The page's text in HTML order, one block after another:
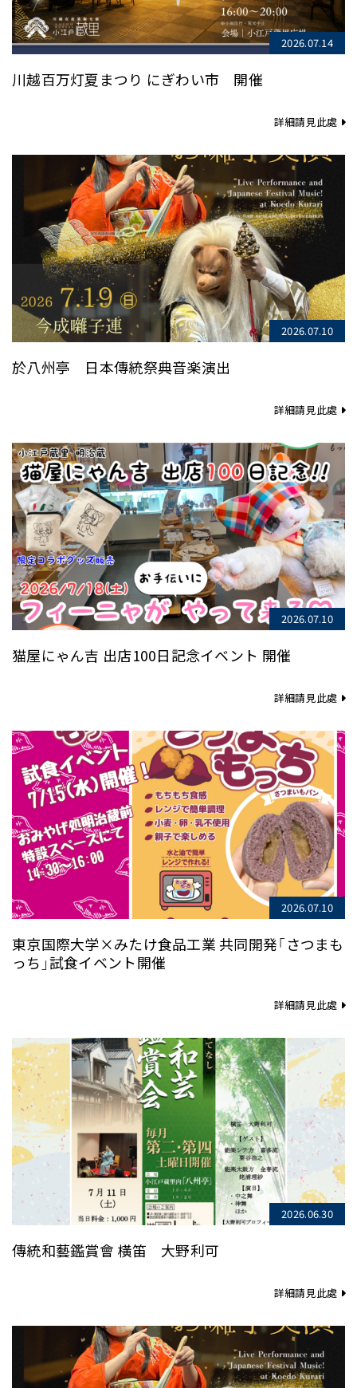
2026.07.14
川越百万灯夏まつり にぎわい市 開催
詳細請見此處
2026.07.10
於八州亭 日本傳統祭典音楽演出
詳細請見此處
2026.07.10
猫屋にゃん吉 出店100日記念イベント 開催
詳細請見此處
2026.07.10
東京国際大学×みたけ食品工業 共同開発「さつまも
っち」試食イベント開催
詳細請見此處
2026.06.30
傳統和藝鑑賞會 橫笛 大野利可
詳細請見此處